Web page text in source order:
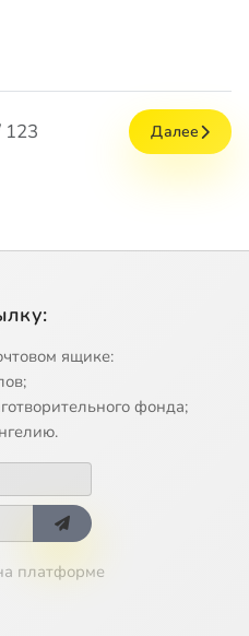
123 Далее
ящике:
фонда;
платформе